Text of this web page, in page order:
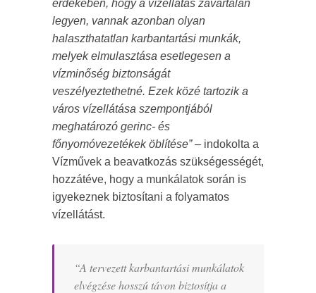
érdekében, hogy a vízellátás zavartalan
legyen, vannak azonban olyan
halaszthatatlan karbantartási munkák,
melyek elmulasztása esetlegesen a
vízminőség biztonságát
veszélyeztethetné. Ezek közé tartozik a
város vízellátása szempontjából
meghatározó gerinc- és
főnyomóvezetékek öblítése”– indokolta a
Vízművek a beavatkozás szükségességét,
hozzátéve, hogy a munkálatok során is
igyekeznek biztosítani a folyamatos
vízellátást.
“A tervezett karbantartási munkálatok
elvégzése hosszú távon biztosítja a